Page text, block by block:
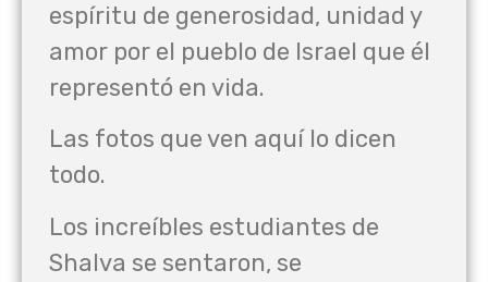
espíritu de generosidad, unidad y
amor por el pueblo de Israel que él
representó en vida.
Las fotos que ven aquí lo dicen
todo.
Los increíbles estudiantes de
Shalva se sentaron, se